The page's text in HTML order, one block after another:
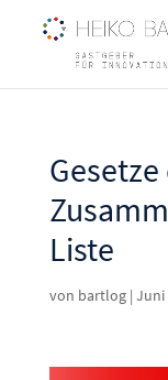
Liste
von bartlog| Juni